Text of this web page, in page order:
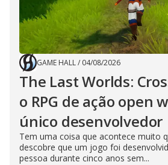
GAME HALL/ 04/08/2026
The Last Worlds:
o RPG de ação open
único desenvolvedor
Tem uma coisa que acontece muito
descobre que um jogo foi
pessoa durante cinco anos sem...